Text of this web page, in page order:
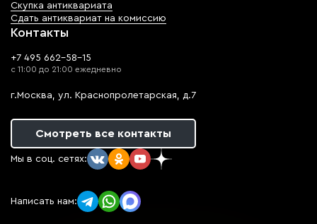
Скупка антиквариата
Сдать антиквариат на комиссию
Контакты
+7 495 662-58-15
с 11:00 до 21:00 ежедневно
г.Москва, ул. Краснопролетарская, д.7
Смотреть все контакты
Мы в соц. сетях:
Написать нам: